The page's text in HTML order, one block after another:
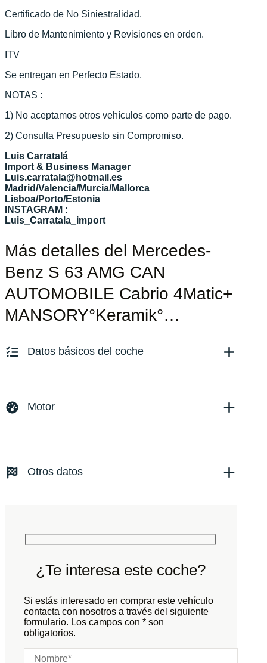
Certificado de No Siniestralidad.
Libro de Mantenimiento y Revisiones en orden.
ITV
Se entregan en Perfecto Estado.
NOTAS :
1) No aceptamos otros vehículos como parte de pago.
2) Consulta Presupuesto sin Compromiso.
Luis Carratalá
Import & Business Manager
Luis.carratala@hotmail.es
Madrid/Valencia/Murcia/Mallorca
Lisboa/Porto/Estonia
INSTAGRAM :
Luis_Carratala_import
Más detalles del Mercedes-
Benz S 63 AMG CAN
AUTOMOBILE Cabrio 4Matic+
MANSORY°Keramik°…
Datos básicos del coche
Versión:No especificado
Motor
Tracción:N/D
Otros datos
Carrocería:
N/D
Plazas:
¿Te interesa este coche?
Si estás interesado en comprar este vehículo
contacta con nosotros a través del siguiente
formulario. Los campos con * son
obligatorios.